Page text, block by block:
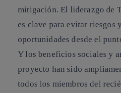
mitigación. El liderazgo de
es clave para evitar riesgos
oportunidades desde el
Y los beneficios sociales y
proyecto han sido
todos los miembros del